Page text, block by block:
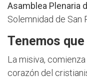
Asamblea Plenaria
Solemnidad de San
Tenemos
La misiva,
corazón del